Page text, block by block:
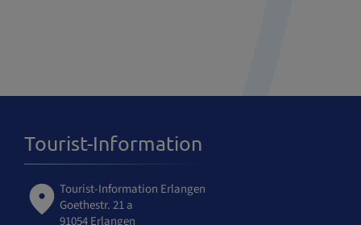
Tourist-Information
Tourist-Information Erlangen
Goethestr. 21 a
91054 Erlangen